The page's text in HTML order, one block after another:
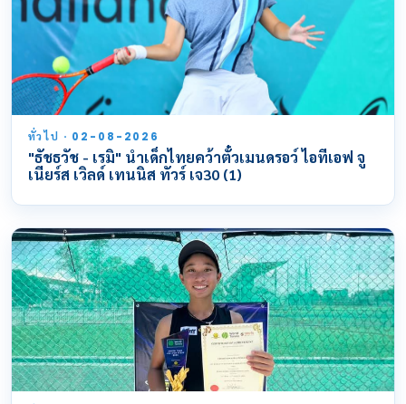
ทั่วไป · 02-08-2026
"ธัชธวัช - เรมิ" นำเด็กไทยคว้าตั๋วเมนดรอว์ ไอทีเอฟ จู
เนียร์ส เวิลด์ เทนนิส ทัวร์ เจ30 (1)